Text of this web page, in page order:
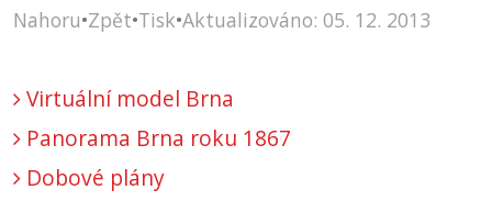
Nahoru•Zpět•Tisk•Aktualizováno: 05. 12. 2013
Virtuální model Brna
Panorama Brna roku 1867
Dobové plány